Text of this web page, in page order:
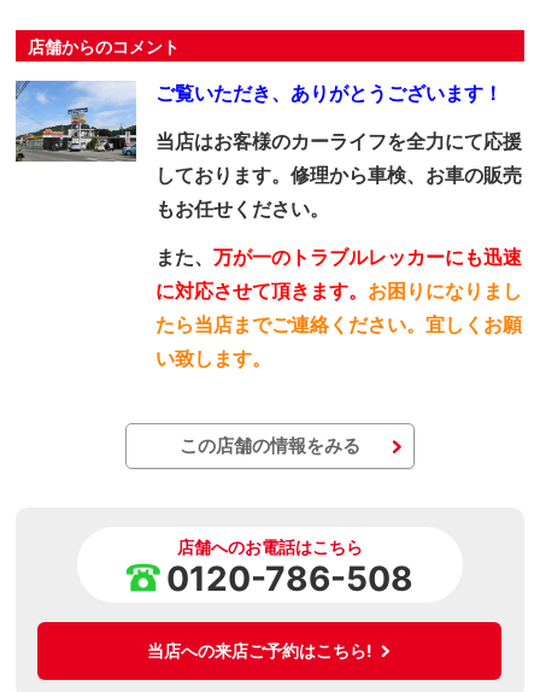
店舗からのコメント
ご覧いただき、ありがとうございます！
当店はお客様のカーライフを全力にて応援
しております。修理から車検、お車の販売
もお任せください。
また、万が一のトラブルレッカーにも迅速
に対応させて頂きます。 お困りになりまし
たら当店までご連絡ください。宜しくお願
い致します。
この店舗の情報をみる
店舗へのお電話はこちら
0120-786-508
当店への来店ご予約はこちら!